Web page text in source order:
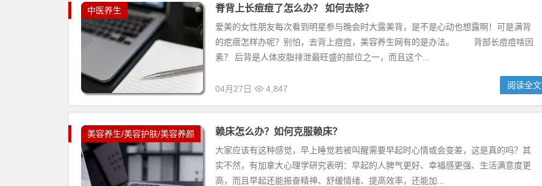
中医养生 脊背上长痘痘了怎么办？ 如何去除？
爱美的女性朋友每次看到明星参与晚会时大露美背，是不是心动也想露啊！可是满背
的疙瘩怎样办呢？别怕，去背上痘痘，美容养生网有的是办法。 背部长痘痘啥因
素？ 后背是人体皮脂排泄最旺盛的部位之一，而且这个...
04月27日 4,847 阅读全文
美容养生/美容护肤/美容养颜 赖床怎么办？如何克服赖床？
大家应该有这种感觉，早上睡觉若被叫醒需要早起时心情或会变差，这是真的吗？其
实不然，有加拿大心理学研究表明：早起的人脾气更好、幸福感更强、生活满意度更
高，而且早起还能振奋精神、舒缓情绪、提高效率，还能加...